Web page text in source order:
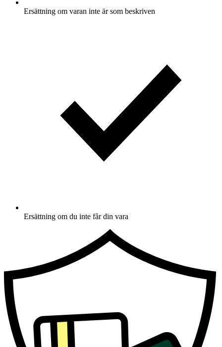
Ersättning om varan inte är som beskriven
Ersättning om du inte får din vara